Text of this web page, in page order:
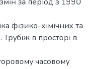
фізико-хімічних та
Трубіж в просторі в
часовому